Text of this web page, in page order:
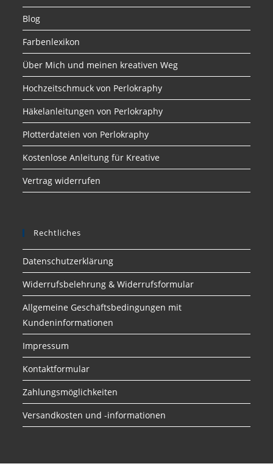
Blog
Farbenlexikon
Über Mich und meinen kreativen Weg
Hochzeitschmuck von Perlokraphy
Häkelanleitungen von Perlokraphy
Plotterdateien von Perlokraphy
Kostenlose Anleitung für Kreative
Vertrag widerrufen
Rechtliches
Datenschutzerklärung
Widerrufsbelehrung & Widerrufsformular
Allgemeine Geschäftsbedingungen mit
Kundeninformationen
Impressum
Kontaktformular
Zahlungsmöglichkeiten
Versandkosten und -informationen